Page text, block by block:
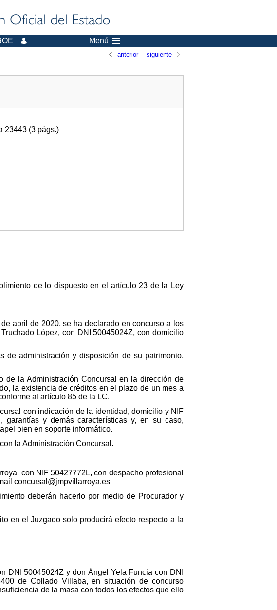
Menú
anterior siguiente
23443 (3 págs.)
de lo dispuesto en el artículo 23 de la Ley
abril de 2020, se ha declarado en concurso a los
López, con DNI 50045024Z, con domicilio
de administración y disposición de su patrimonio,
de la Administración Concursal en la dirección de
la existencia de créditos en el plazo de un mes a
al artículo 85 de la LC.
con indicación de la identidad, domicilio y NIF
y demás características y, en su caso,
bien en soporte informático.
la Administración Concursal.
con NIF 50427772L, con despacho profesional
concursal@jmpvillarroya.es
deberán hacerlo por medio de Procurador y
en el Juzgado solo producirá efecto respecto a la
DNI 50045024Z y don Ángel Yela Funcia con DNI
de Collado Villaba, en situación de concurso
de la masa con todos los efectos que ello